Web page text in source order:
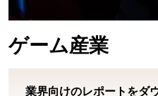
ゲーム産業
業界向けのレポートをダ